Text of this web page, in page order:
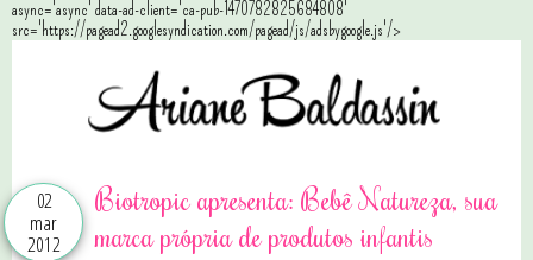
async='async' data-ad-client='ca-pub-1470782825684808'
src='https://pagead2.googlesyndication.com/pagead/js/adsbygoogle.js'/>
02
mar
2012
Biotropic apresenta: Bebê Natureza, sua
marca própria de produtos infantis